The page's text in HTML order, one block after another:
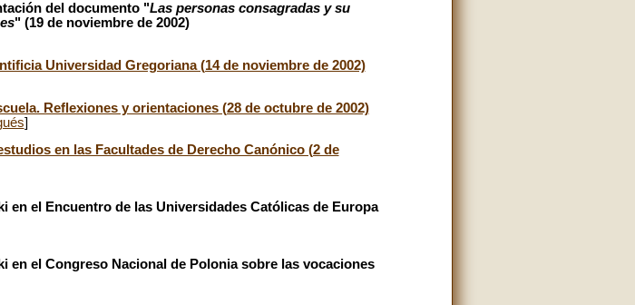
del documento "Las personas consagradas y su
" (19 de noviembre de 2002)
Universidad Gregoriana (14 de noviembre de 2002)
Reflexiones y orientaciones (28 de octubre de 2002)
]
en las Facultades de Derecho Canónico (2 de
el Encuentro de las Universidades Católicas de Europa
el Congreso Nacional de Polonia sobre las vocaciones